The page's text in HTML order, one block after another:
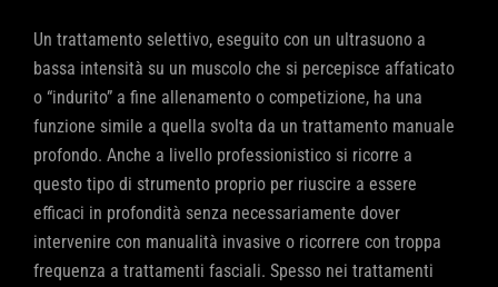
Un trattamento selettivo, eseguito con un ultrasuono a
bassa intensità su un muscolo che si percepisce affaticato
o “indurito” a fine allenamento o competizione, ha una
funzione simile a quella svolta da un trattamento manuale
profondo. Anche a livello professionistico si ricorre a
questo tipo di strumento proprio per riuscire a essere
efficaci in profondità senza necessariamente dover
intervenire con manualità invasive o ricorrere con troppa
frequenza a trattamenti fasciali. Spesso nei trattamenti